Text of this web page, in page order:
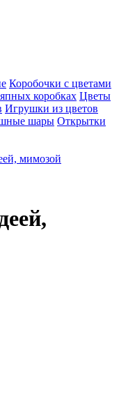
Коробочки с цветами
коробках Цветы
Игрушки из цветов
шары Открытки